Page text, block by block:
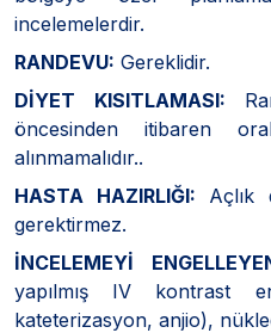
incelemelerdir.
RANDEVU: Gereklidir.
DİYET KISITLAMASI:
öncesinden itibaren
alınmamalıdır..
HASTA HAZIRLIĞI: Açlık
gerektirmez.
İNCELEMEYİ
yapılmış IV kontrast
kateterizasyon, anjio),